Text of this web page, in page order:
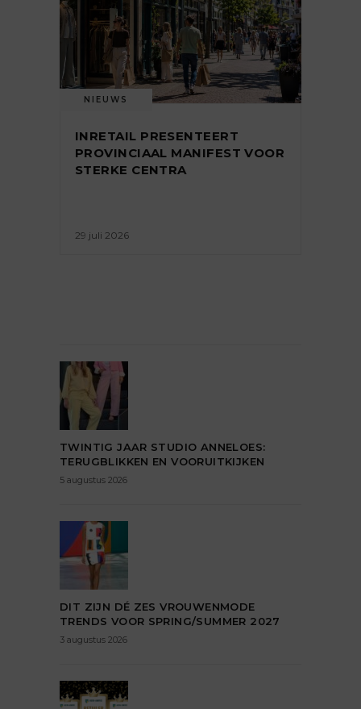
NIEUWS
INRETAIL PRESENTEERT
PROVINCIAAL MANIFEST VOOR
STERKE CENTRA
29 juli 2026
TWINTIG JAAR STUDIO ANNELOES:
TERUGBLIKKEN EN VOORUITKIJKEN
5 augustus 2026
DIT ZIJN DÉ ZES VROUWENMODE
TRENDS VOOR SPRING/SUMMER 2027
3 augustus 2026